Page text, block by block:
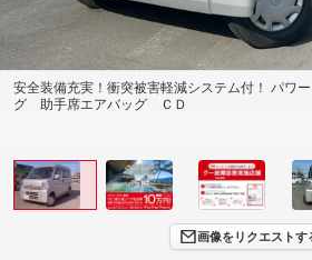
安全装備充実！衝突被害軽減システム付！ パワ
グ 助手席エアバッグ ＣＤ
画像をリクエストす